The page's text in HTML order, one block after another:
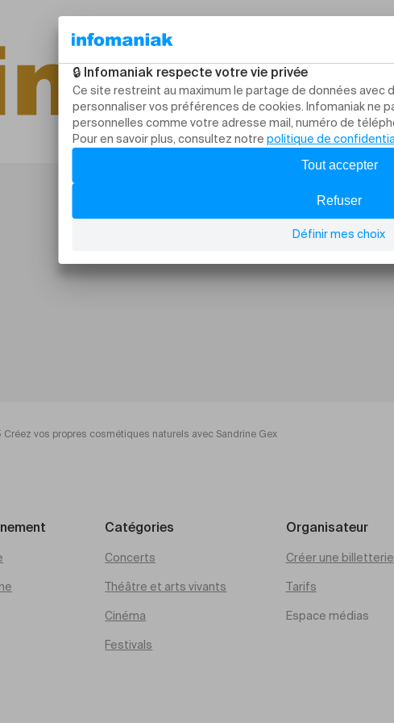
vos propres cosmétiques naturels avec Sandrine Gex
Catégories
Concerts
Théâtre et arts vivants
Cinéma
Festivals
Organisateur
Créer une billetterie
Tarifs
Espace médias